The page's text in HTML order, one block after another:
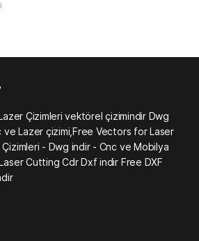
Çizimleri vektörel çizimindir Dwg
ve Lazer çizimi,Free Vectors for Laser
- Dwg indir - Cnc ve Mobilya
Cutting Cdr Dxf indir Free DXF